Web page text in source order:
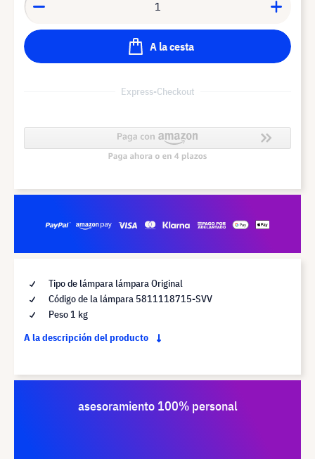
A la cesta
Express-Checkout
Tipo de lámpara lámpara Original
Código de la lámpara 5811118715-SVV
Peso 1 kg
A la descripción del producto
asesoramiento 100% personal